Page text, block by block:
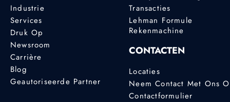
Industrie
Services
Druk Op
Newsroom
Carrière
Blog
Geautoriseerde Partner
Transacties
Lehman Formule
Rekenmachine
CONTACTEN
Locaties
Neem Contact Met Ons
Contactformulier